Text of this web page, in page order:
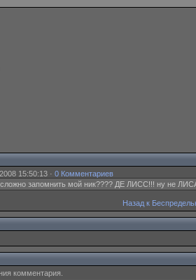
15:50:13 · 0 Комментариев
запомнить мой ник???? ДЕ ЛИСС!!! ну не
Назад к
комментария.